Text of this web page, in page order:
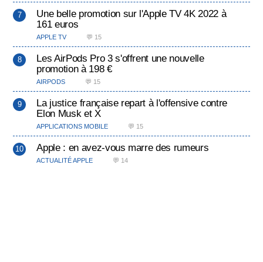
Une belle promotion sur l'Apple TV 4K 2022 à
161 euros
APPLE TV 💬 15
Les AirPods Pro 3 s'offrent une nouvelle
promotion à 198 €
AIRPODS 💬 15
La justice française repart à l'offensive contre
Elon Musk et X
APPLICATIONS MOBILE 💬 15
Apple : en avez-vous marre des rumeurs
ACTUALITÉ APPLE 💬 14